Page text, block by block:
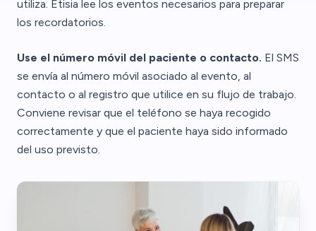
utiliza. Etisia lee los eventos necesarios para preparar
los recordatorios.
Use el número móvil del paciente o contacto. El SMS
se envía al número móvil asociado al evento, al
contacto o al registro que utilice en su flujo de trabajo.
Conviene revisar que el teléfono se haya recogido
correctamente y que el paciente haya sido informado
del uso previsto.